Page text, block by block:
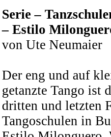
Serie –
– Estilo
von Ute Neumaier
Der eng und auf
getanzte Tango ist
dritten und letzten
Tangoschulen in